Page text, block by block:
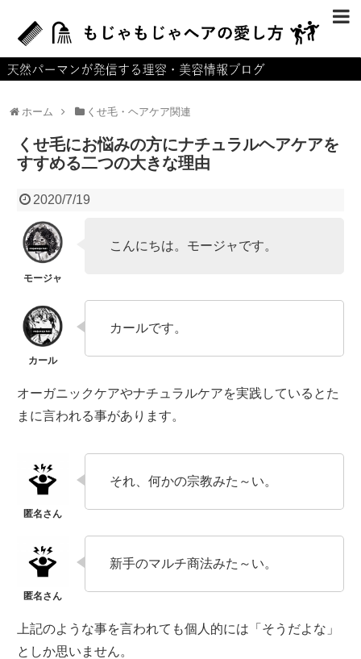
ホーム くせ毛・ヘアケア関連
くせ毛にお悩みの方にナチュラルヘアケアを
すすめる二つの大きな理由
2020/7/19
こんにちは。モージャです。
カールです。
オーガニックケアやナチュラルケアを実践しているとた
まに言われる事があります。
それ、何かの宗教みた～い。
新手のマルチ商法みた～い。
上記のような事を言われても個人的には「そうだよな」
としか思いません。
ホーム
お問い合せ
サイトマップ